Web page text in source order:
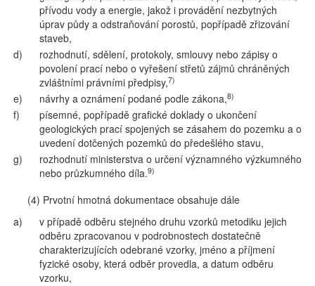
přívodu vody a energie, jakož i provádění nezbytných
úprav půdy a odstraňování porostů, popřípadě zřizování
staveb,
d)
rozhodnutí, sdělení, protokoly, smlouvy nebo zápisy o
povolení prací nebo o vyřešení střetů zájmů chráněných
zvláštními právními předpisy,7)
e) návrhy a oznámení podané podle zákona,8)
f)
písemné, popřípadě grafické doklady o ukončení
geologických prací spojených se zásahem do pozemku a o
uvedení dotčených pozemků do předešlého stavu,
g)
rozhodnutí ministerstva o určení významného výzkumného
nebo průzkumného díla.9)
(4) Prvotní hmotná dokumentace obsahuje dále
a)
v případě odběru stejného druhu vzorků metodiku jejich
odběru zpracovanou v podrobnostech dostatečně
charakterizujících odebrané vzorky, jméno a příjmení
fyzické osoby, která odběr provedla, a datum odběru
vzorku,